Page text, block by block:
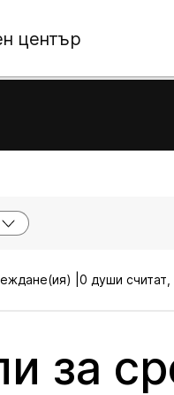
център
| 0 души
за